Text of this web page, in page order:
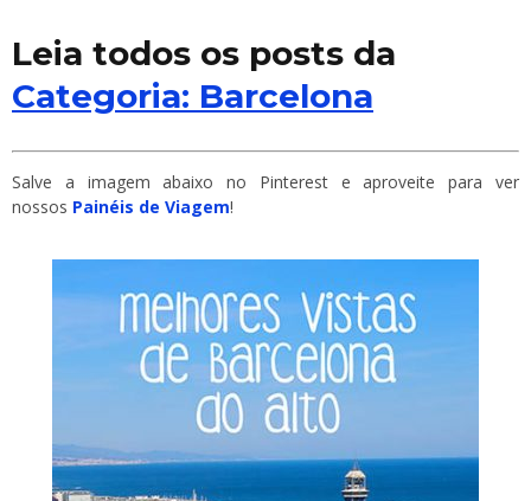
Leia todos os posts da
Categoria: Barcelona
Salve a imagem abaixo no Pinterest e aproveite para ver
nossos Painéis de Viagem!